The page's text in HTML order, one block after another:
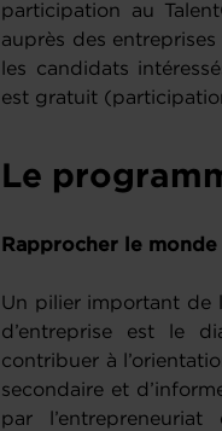
participation au
auprès des
les candidats
est gratuit
Le
Rapprocher le
Un pilier important de
d’entreprise est le
contribuer à
secondaire et
par